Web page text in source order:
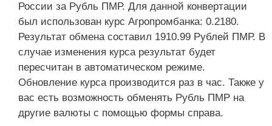
России за Рубль ПМР. Для данной конвертации
был использован курс Агропромбанка: 0.2180.
Результат обмена составил 1910.99 Рублей ПМР. В
случае изменения курса результат будет
пересчитан в автоматическом режиме.
Обновление курса производится раз в час. Также у
вас есть возможность обменять Рубль ПМР на
другие валюты с помощью формы справа.